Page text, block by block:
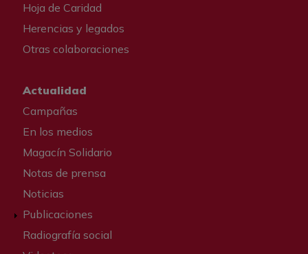
Hoja de Caridad
Herencias y legados
Otras colaboraciones
Actualidad
Campañas
En los medios
Magacín Solidario
Notas de prensa
Noticias
Publicaciones
Radiografía social